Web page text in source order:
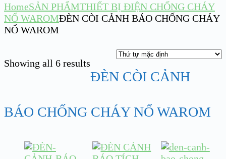
HomeSẢN PHẨMTHIẾT BỊ ĐIỆN CHỐNG CHÁY
NỔ WAROMĐÈN CÒI CẢNH BÁO CHỐNG CHÁY
NỔ WAROM
Showing all 6 results
ĐÈN CÒI CẢNH
BÁO CHỐNG CHÁY NỔ WAROM